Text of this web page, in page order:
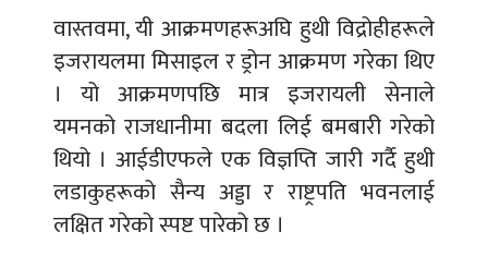
वास्तवमा, यी आक्रमणहरूअघि हुथी विद्रोहीहरूले
इजरायलमा मिसाइल र ड्रोन आक्रमण गरेका थिए
। यो आक्रमणपछि मात्र इजरायली सेनाले
यमनको राजधानीमा बदला लिई बमबारी गरेको
थियो । आईडीएफले एक विज्ञप्ति जारी गर्दै हुथी
लडाकुहरूको सैन्य अड्डा र राष्ट्रपति भवनलाई
लक्षित गरेको स्पष्ट पारेको छ ।